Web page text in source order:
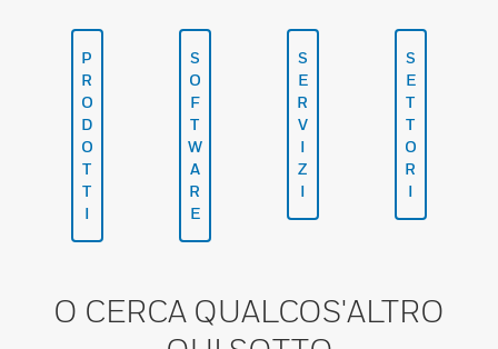
P
R
O
D
O
T
T
I
S
O
F
T
W
A
R
E
S
E
R
V
I
Z
I
S
E
T
T
O
R
I
O CERCA QUALCOS'ALTRO